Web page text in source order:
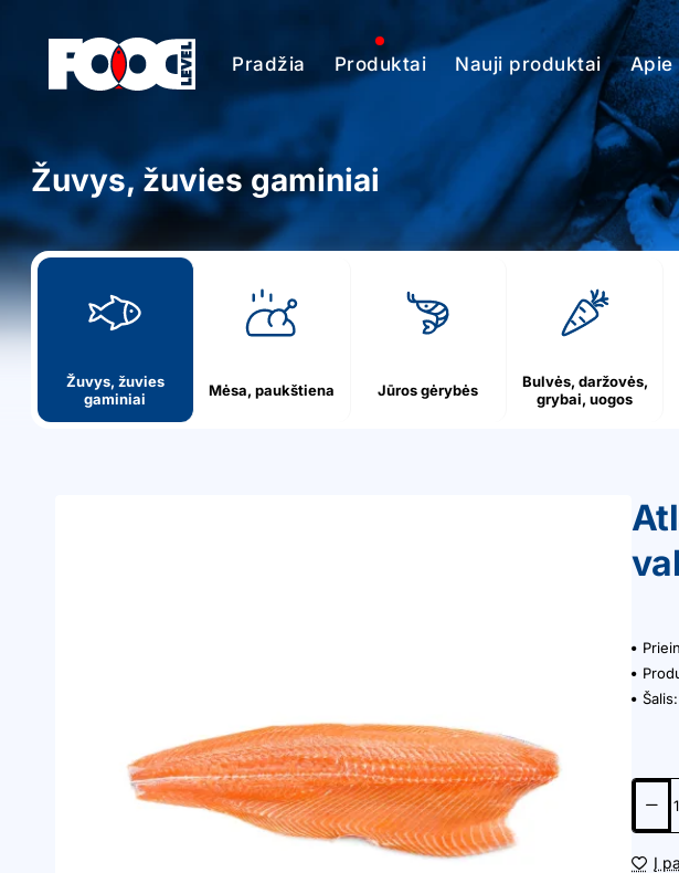
Pradžia Produktai Nauji produktai Apie
o
m
e
Žuvys, žuvies gaminiai
Žuvys, žuvies
gaminiai
Mėsa, paukštiena Jūros gėrybės
Bulvės, daržovės,
grybai, uogos
Šalis:
Į